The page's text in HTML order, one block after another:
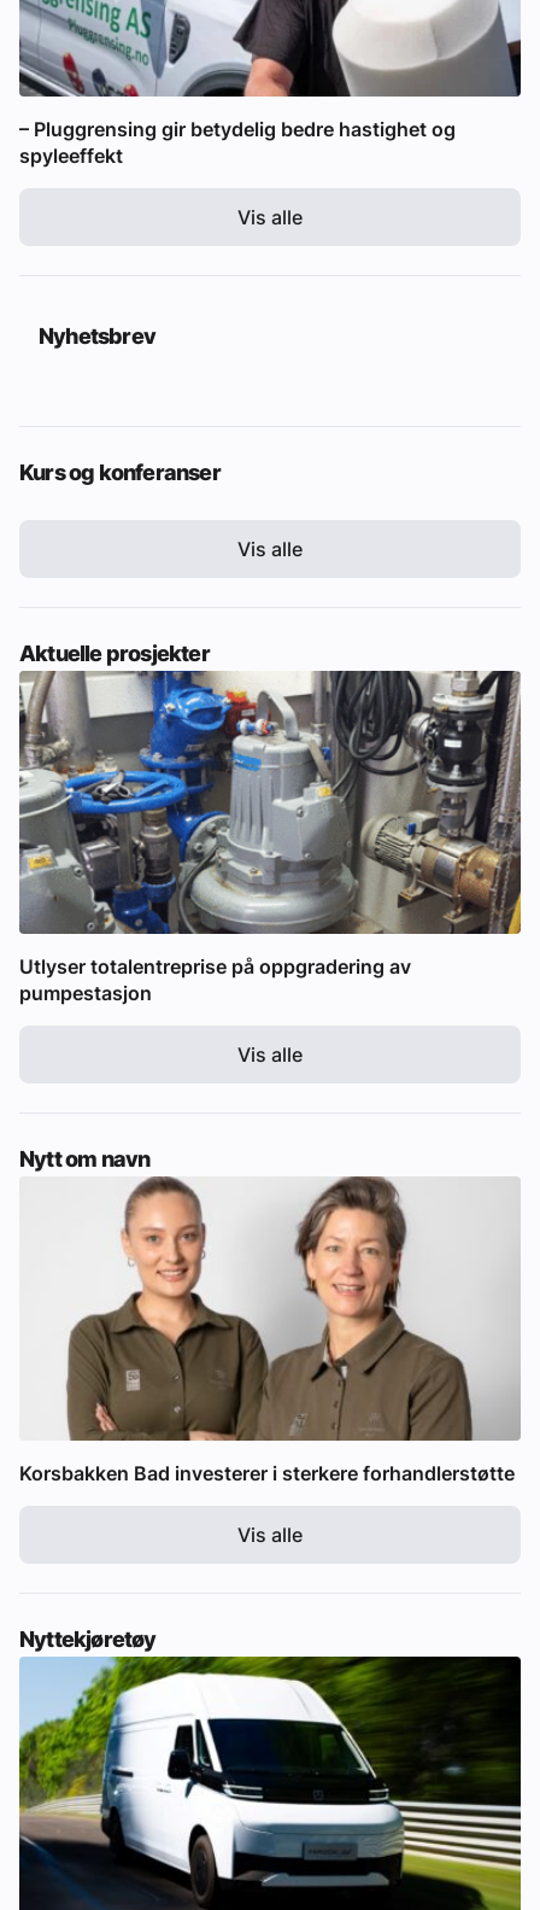
– Pluggrensing gir betydelig bedre hastighet og
spyleeffekt
Vis alle
Nyhetsbrev
Kurs og konferanser
Vis alle
Aktuelle prosjekter
Utlyser totalentreprise på oppgradering av
pumpestasjon
Vis alle
Nytt om navn
Korsbakken Bad investerer i sterkere forhandlerstøtte
Vis alle
Nyttekjøretøy